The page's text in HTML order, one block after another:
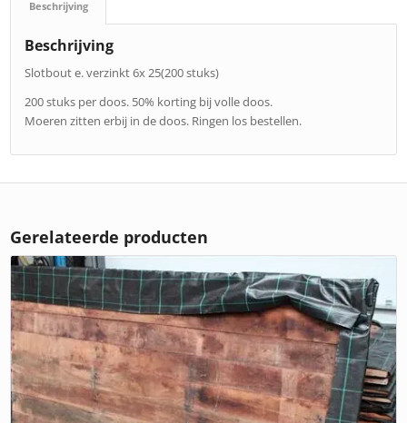
Beschrijving
Beschrijving
Slotbout e. verzinkt 6x 25(200 stuks)
200 stuks per doos. 50% korting bij volle doos.
Moeren zitten erbij in de doos. Ringen los bestellen.
Gerelateerde producten